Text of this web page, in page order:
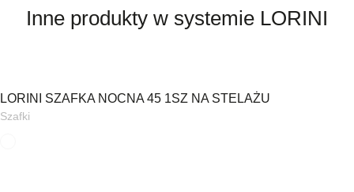
Inne produkty w systemie LORINI
LORINI SZAFKA NOCNA 45 1SZ NA STELAŻU
Szafki